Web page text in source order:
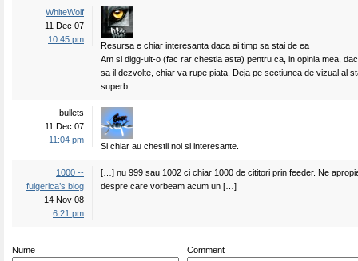
WhiteWolf
11 Dec 07
10:45 pm
Resursa e chiar interesanta daca ai timp sa stai de ea
Am si digg-uit-o (fac rar chestia asta) pentru ca, in opinia mea,
sa il dezvolte, chiar va rupe piata. Deja pe sectiunea de vizual al
superb
bullets
11 Dec 07
11:04 pm
Si chiar au chestii noi si interesante.
1000 --
fulgerica’s blog
14 Nov 08
6:21 pm
[…] nu 999 sau 1002 ci chiar 1000 de cititori prin feeder. Ne
despre care vorbeam acum un […]
Nume Comment